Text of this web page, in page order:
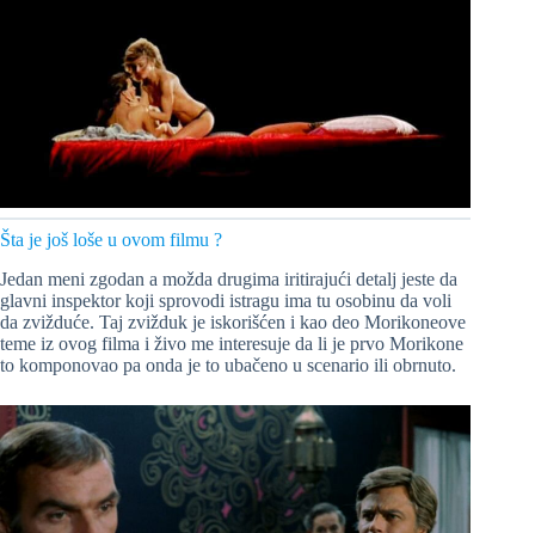
Šta je još loše u ovom filmu ?
Jedan meni zgodan a možda drugima iritirajući detalj jeste da
glavni inspektor koji sprovodi istragu ima tu osobinu da voli
da zvižduće. Taj zvižduk je iskorišćen i kao deo Morikoneove
teme iz ovog filma i živo me interesuje da li je prvo Morikone
to komponovao pa onda je to ubačeno u scenario ili obrnuto.